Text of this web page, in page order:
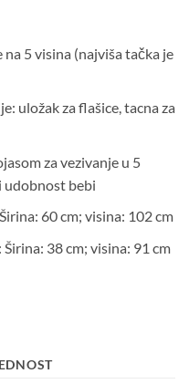
5 visina (najviša tačka je
uložak za flašice, tacna za
za vezivanje u 5
udobnost bebi
60 cm; visina: 102 cm
38 cm; visina: 91 cm